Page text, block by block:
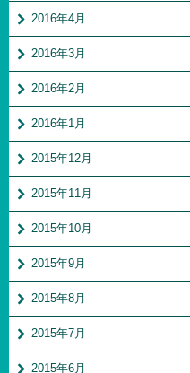
2016年4月
2016年3月
2016年2月
2016年1月
2015年12月
2015年11月
2015年10月
2015年9月
2015年8月
2015年7月
2015年6月